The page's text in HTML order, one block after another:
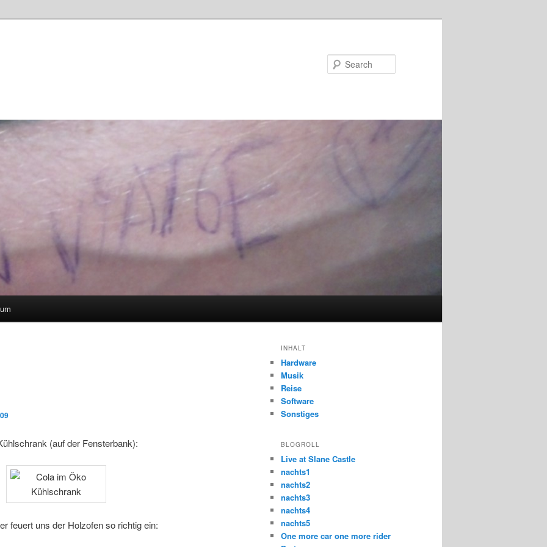
(auf der Fensterbank):
feuert uns der Holzofen so richtig ein:
INHALT
Hardware
Musik
Reise
Software
Sonstiges
BLOGROLL
Live at Slane Castle
nachts1
nachts2
nachts3
nachts4
nachts5
One more car one more rider